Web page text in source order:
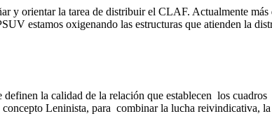
y orientar la tarea de distribuir el CLAF. Actualmente
estamos oxigenando las estructuras que atienden la
la calidad de la relación que establecen los
Leninista, para combinar la lucha reivindicativa,